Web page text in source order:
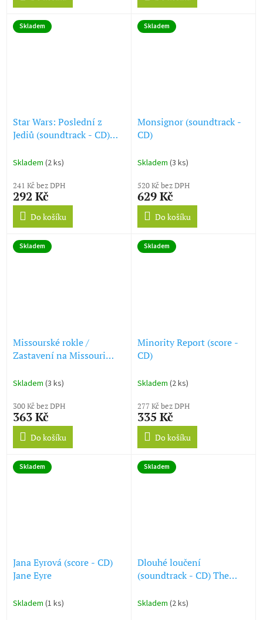
Skladem
Star Wars: Poslední z
Jediů (soundtrack - CD)
The Last Jedi
Skladem (2 ks)
241 Kč bez DPH
292 Kč
Do košíku
Skladem
Monsignor (soundtrack -
CD)
Skladem (3 ks)
520 Kč bez DPH
629 Kč
Do košíku
Skladem
Missourské rokle /
Zastavení na Missouri
Missouri Breaks
Skladem (3 ks)
300 Kč bez DPH
363 Kč
Do košíku
Skladem
Minority Report (score -
CD)
Skladem (2 ks)
277 Kč bez DPH
335 Kč
Do košíku
Skladem
Jana Eyrová (score - CD)
Jane Eyre
Skladem (1 ks)
Skladem
Dlouhé loučení
(soundtrack - CD) The
Skladem (2 ks)